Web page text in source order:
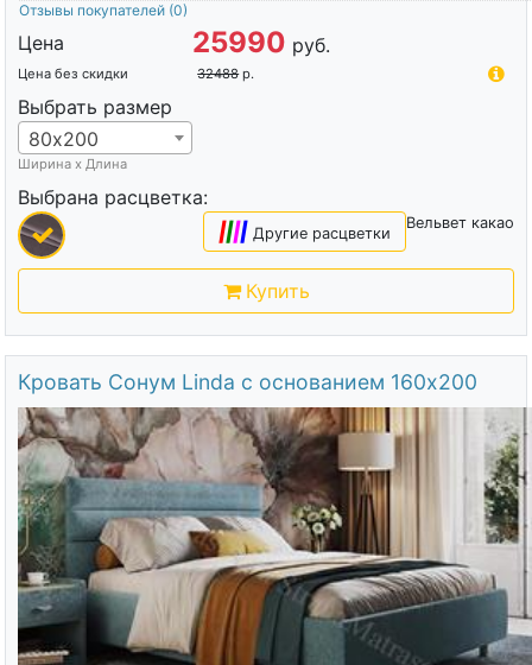
Отзывы покупателей (0)
Цена 25990 руб.
Цена без скидки 32488 р.
Выбрать размер
80х200
Ширина х Длина
Выбрана расцветка:
Вельвет какао
|||| Другие расцветки
Купить
Кровать Сонум Linda с основанием 160х200